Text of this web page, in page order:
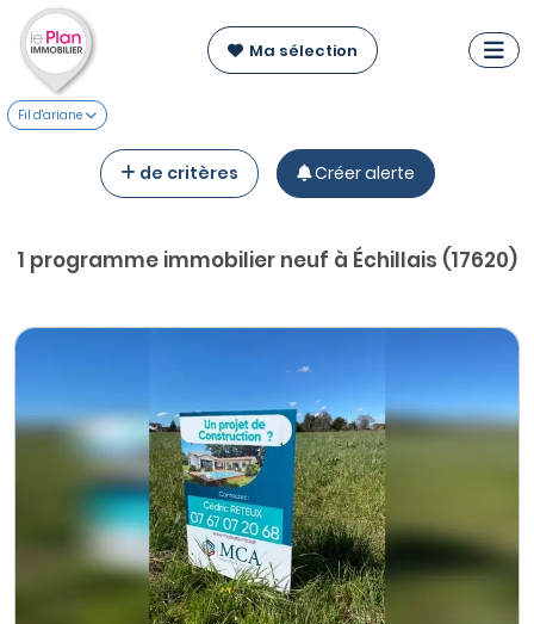
Ma sélection
Fil d'ariane
de critères Créer alerte
1 programme immobilier neuf à Échillais (17620)